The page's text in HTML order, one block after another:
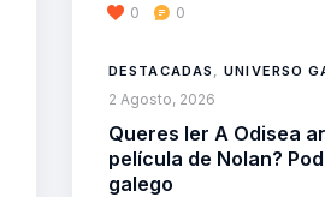
0 0
DESTACADAS ,UNIVERSO
2 Agosto, 2026
Queres ler A Odisea
película de Nolan?
galego